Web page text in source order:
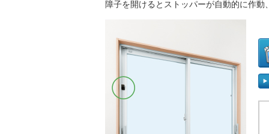
障子を開けるとストッパーが自動的に作